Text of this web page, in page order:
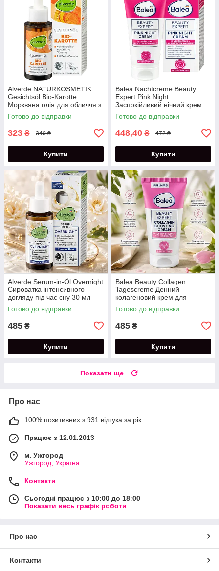
Alverde NATURKOSMETIK
Gesichtsöl Bio-Karotte
Морквяна олія для обличчя з
бета-каротином 30 мл
Готово до відправки
323 ₴ 340 ₴
Купити
Balea Nachtcreme Beauty
Expert Pink Night
Заспокійливий нічний крем
для обличчя 50 мл
Готово до відправки
448,40 ₴ 472 ₴
Купити
Alverde Serum-in-Öl Overnight
Сироватка інтенсивного
догляду під час сну 30 мл
Готово до відправки
485 ₴
Купити
Balea Beauty Collagen
Tagescreme Денний
колагеновий крем для
обличчя 50 мл
Готово до відправки
485 ₴
Купити
Показати ще
Про нас
100% позитивних з 931 відгука за рік
Працює з 12.01.2013
м. Ужгород
Ужгород, Україна
Контакти
Сьогодні працює з 10:00 до 18:00
Показати весь графік роботи
Про нас
Контакти